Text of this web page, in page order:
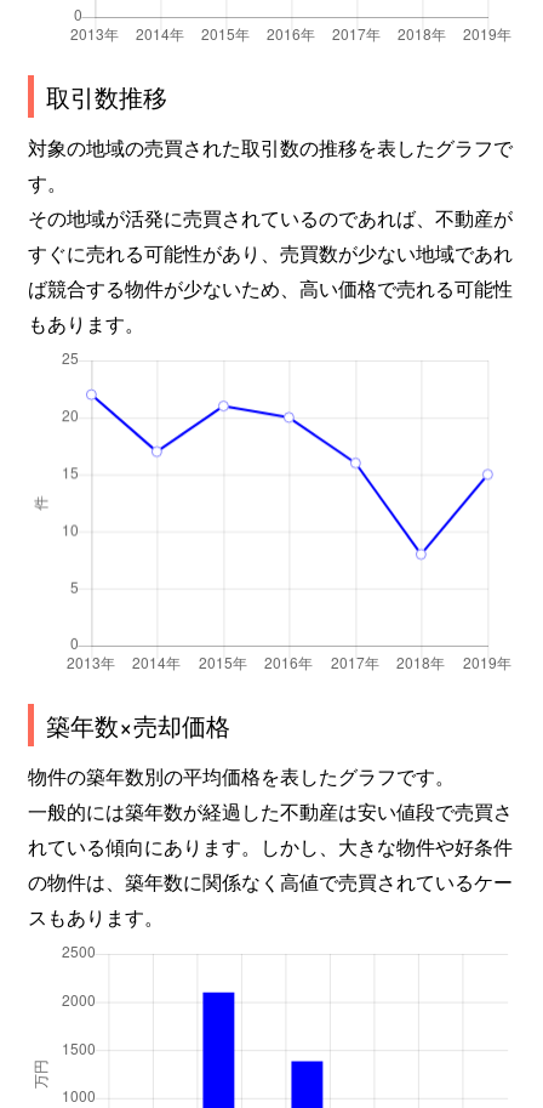
取引数推移
対象の地域の売買された取引数の推移を表したグラフで
す。
その地域が活発に売買されているのであれば、不動産が
すぐに売れる可能性があり、売買数が少ない地域であれ
ば競合する物件が少ないため、高い価格で売れる可能性
もあります。
築年数×売却価格
物件の築年数別の平均価格を表したグラフです。
一般的には築年数が経過した不動産は安い値段で売買さ
れている傾向にあります。しかし、大きな物件や好条件
の物件は、築年数に関係なく高値で売買されているケー
スもあります。